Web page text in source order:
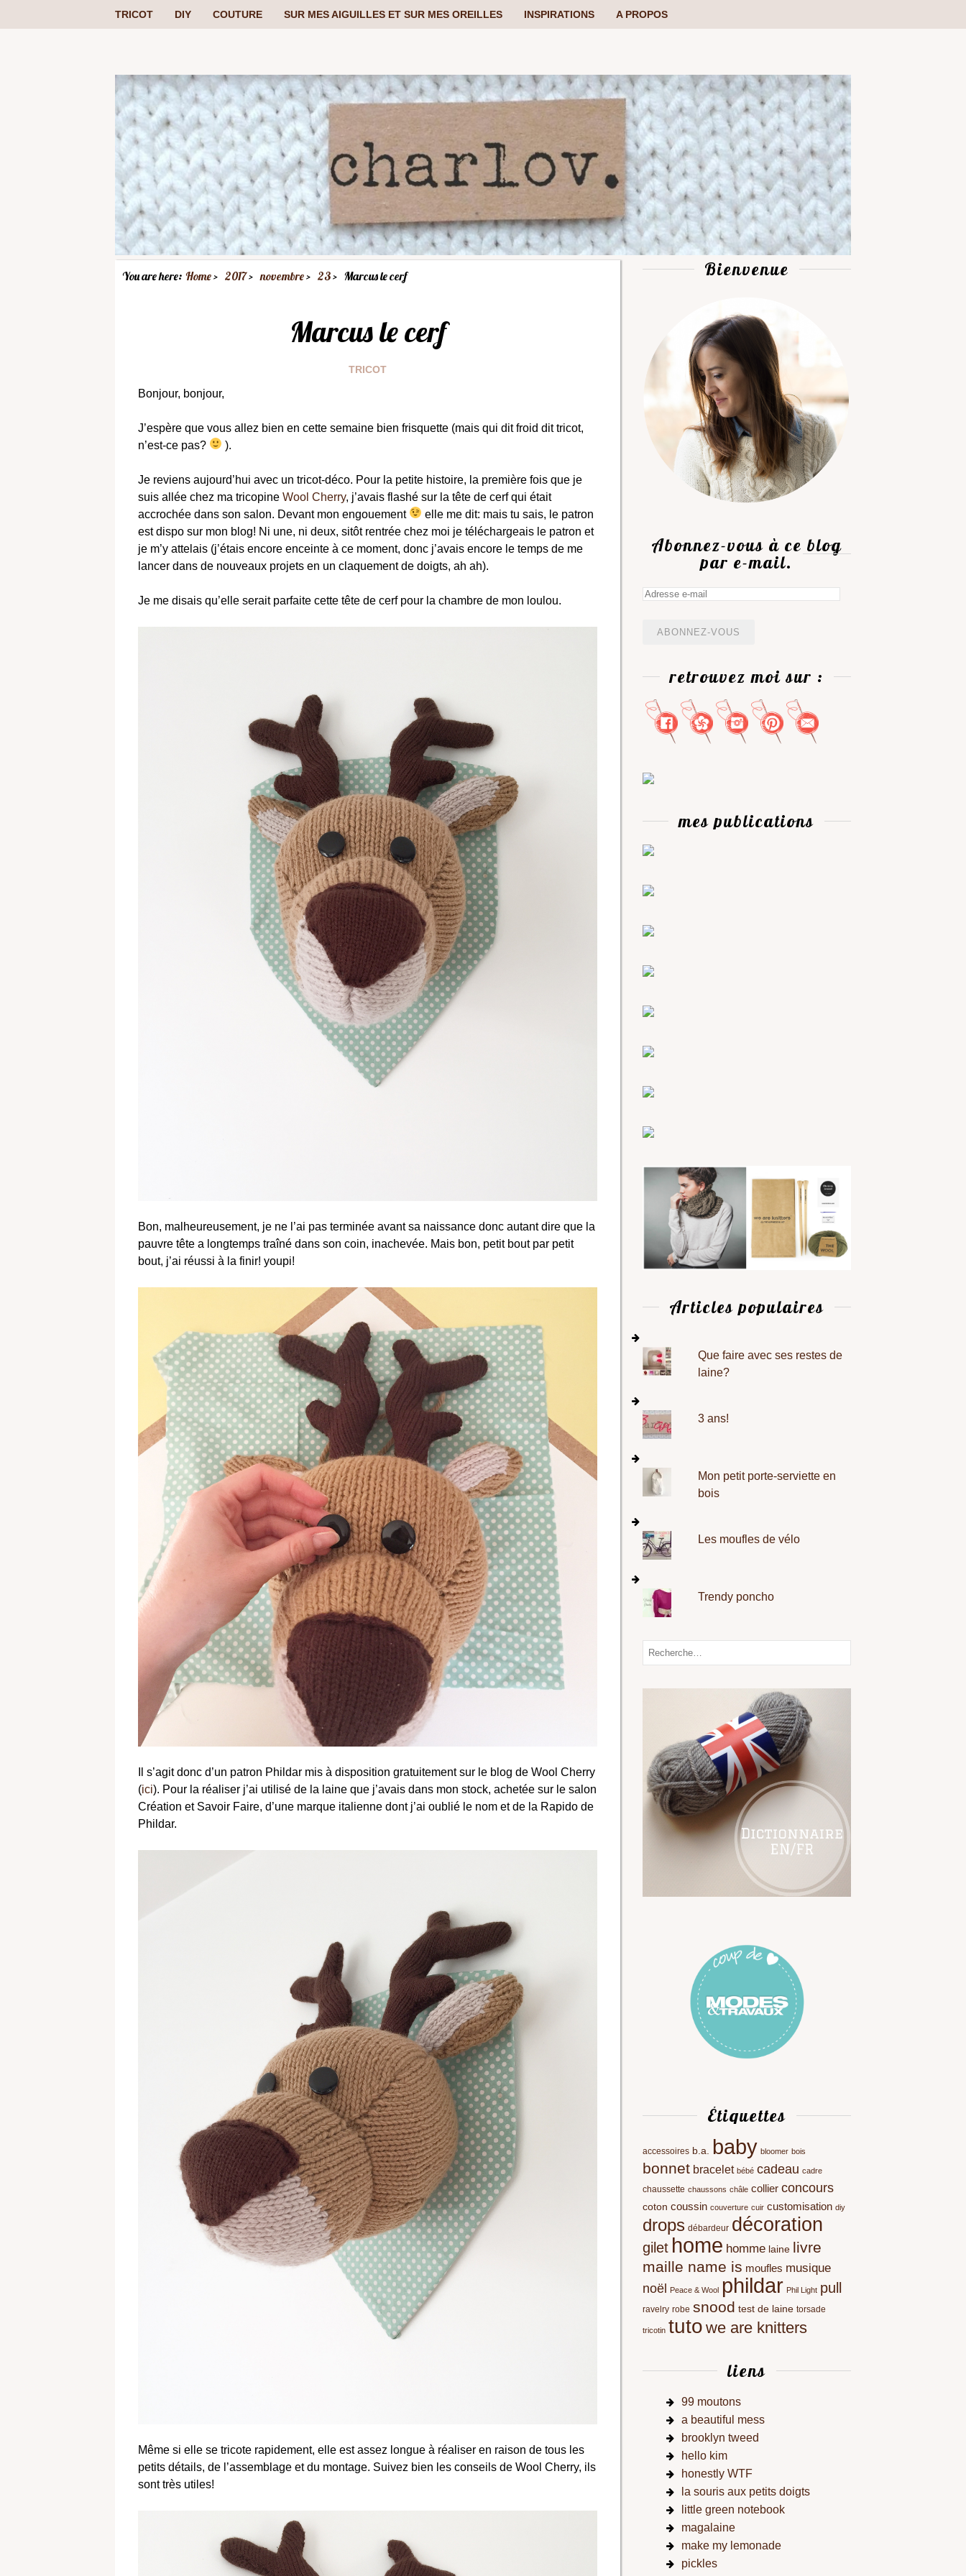
TRICOT DIY COUTURE SUR MES AIGUILLES ET SUR MES OREILLES INSPIRATIONS A PROPOS
You are here: Home 2017 novembre 23 Marcus le cerf
Marcus le cerf
TRICOT
Bonjour, bonjour,
J’espère que vous allez bien en cette semaine bien frisquette (mais qui dit froid dit tricot,
n’est-ce pas?
).
Je reviens aujourd’hui avec un tricot-déco. Pour la petite histoire, la première fois que je
suis allée chez ma tricopine Wool Cherry, j’avais flashé sur la tête de cerf qui était
accrochée dans son salon. Devant mon engouement
elle me dit: mais tu sais, le patron
est dispo sur mon blog! Ni une, ni deux, sitôt rentrée chez moi je téléchargeais le patron et
je m’y attelais (j’étais encore enceinte à ce moment, donc j’avais encore le temps de me
lancer dans de nouveaux projets en un claquement de doigts, ah ah).
Je me disais qu’elle serait parfaite cette tête de cerf pour la chambre de mon loulou.
Bon, malheureusement, je ne l’ai pas terminée avant sa naissance donc autant dire que la
pauvre tête a longtemps traîné dans son coin, inachevée. Mais bon, petit bout par petit
bout, j’ai réussi à la finir! youpi!
Il s’agit donc d’un patron Phildar mis à disposition gratuitement sur le blog de Wool Cherry
(ici). Pour la réaliser j’ai utilisé de la laine que j’avais dans mon stock, achetée sur le salon
Création et Savoir Faire, d’une marque italienne dont j’ai oublié le nom et de la Rapido de
Phildar.
Même si elle se tricote rapidement, elle est assez longue à réaliser en raison de tous les
petits détails, de l’assemblage et du montage. Suivez bien les conseils de Wool Cherry, ils
sont très utiles!
Bienvenue
Abonnez-vous à ce blog
par e-mail.
Adresse
mail
retrouvez moi sur :
mes publications
Articles populaires
Que faire avec ses restes de
laine?
3 ans!
Mon petit porte-serviette en
bois
Les moufles de vélo
Trendy poncho
Étiquettes
accessoires b.a. baby bloomer bois
bonnet bracelet bébé cadeau cadre
chaussette chaussons châle collier concours
coton coussin couverture cuir customisation diy
drops débardeur décoration
gilet home homme laine livre
maille name is moufles musique
noël Peace & Wool phildar Phil Light pull
ravelry robe snood test de laine torsade
tricotin tuto we are knitters
liens
99 moutons
a beautiful mess
brooklyn tweed
hello kim
honestly WTF
la souris aux petits doigts
little green notebook
magalaine
make my lemonade
pickles